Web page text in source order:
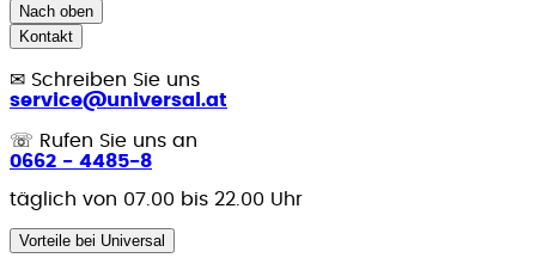
Nach oben
Kontakt
✉ Schreiben Sie uns
service@universal.at
☏ Rufen Sie uns an
0662 - 4485-8
täglich von 07.00 bis 22.00 Uhr
Vorteile bei Universal